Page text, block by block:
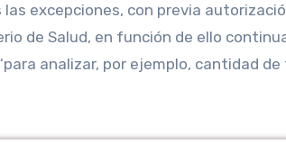
las excepciones, con previa
de Salud, en función de ello
analizar, por ejemplo, cantidad